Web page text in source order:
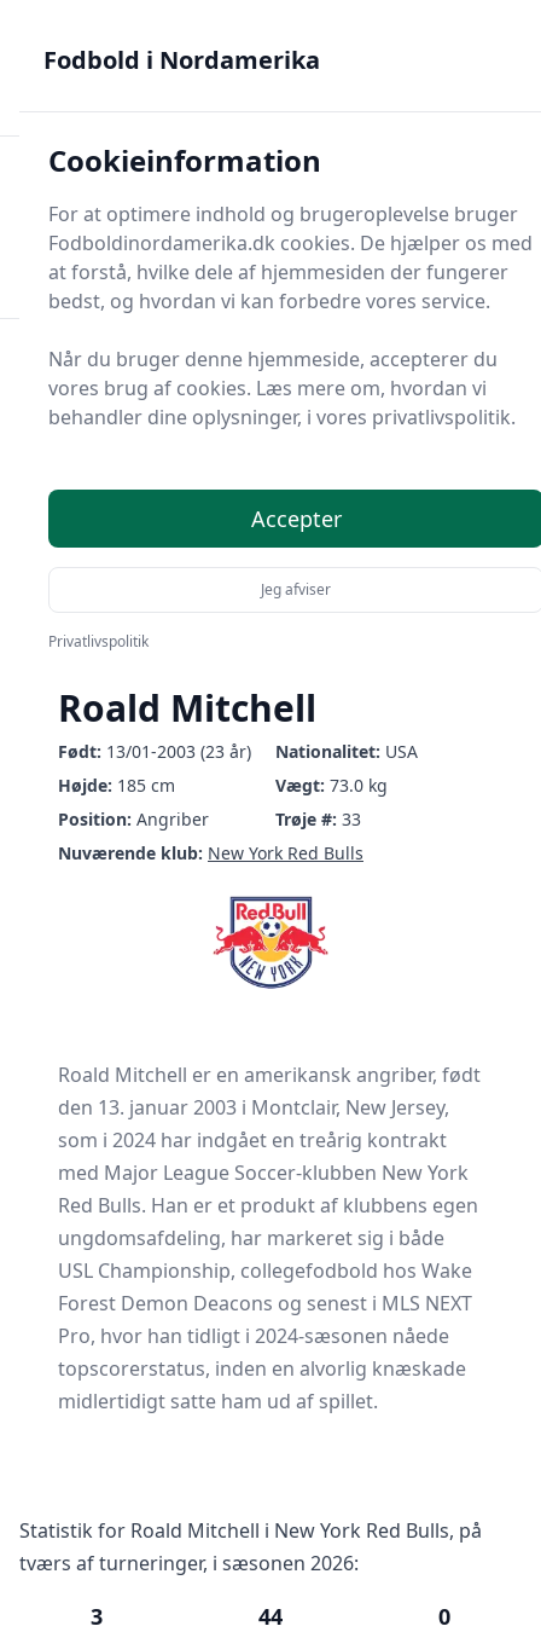
til nordamerikansk fodbold
Fodbold i
Menu
Søg
Roald Mitchell
Født: 13/01-2003 (23 år) Nationalitet: USA
Højde: 185 cm Vægt: 73.0 kg
Position: Angriber Trøje #: 33
Nuværende klub: New York Red Bulls
Roald Mitchell er en amerikansk angriber, født
den 13. januar 2003 i Montclair, New Jersey,
som i 2024 har indgået en treårig kontrakt
med Major League Soccer-klubben New York
Red Bulls. Han er et produkt af klubbens egen
ungdomsafdeling, har markeret sig i både
USL Championship, collegefodbold hos Wake
Forest Demon Deacons og senest i MLS NEXT
Pro, hvor han tidligt i 2024-sæsonen nåede
topscorerstatus, inden en alvorlig knæskade
midlertidigt satte ham ud af spillet.
Statistik for Roald Mitchell i New York Red Bulls, på
tværs af turneringer, i sæsonen 2026:
3 44 0
Fodbold i Nordamerika
Cookieinformation
For at optimere indhold og brugeroplevelse bruger
Fodboldinordamerika.dk cookies. De hjælper os med
at forstå, hvilke dele af hjemmesiden der fungerer
bedst, og hvordan vi kan forbedre vores service.
Når du bruger denne hjemmeside, accepterer du
vores brug af cookies. Læs mere om, hvordan vi
behandler dine oplysninger, i vores privatlivspolitik.
Accepter
Jeg afviser
Privatlivspolitik